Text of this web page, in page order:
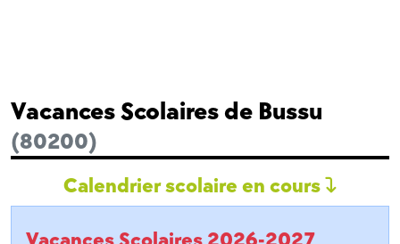
Vacances Scolaires de Bussu
(80200)
Calendrier scolaire en cours